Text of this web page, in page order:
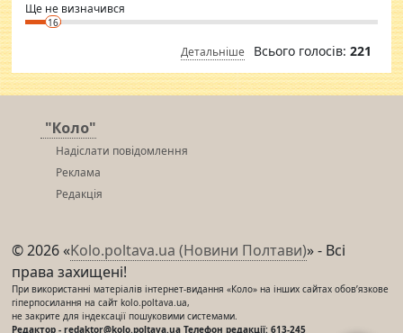
Ще не визначився
16
Детальніше Всього голосів: 221
"Коло"
Надіслати повідомлення
Реклама
Редакція
© 2026 «Kolo.poltava.ua (Новини Полтави)» - Всі
права захищені!
При використанні матеріалів інтернет-видання «Коло» на інших сайтах обов’язкове
гіперпосилання на сайт kolo.poltava.ua,
не закрите для індексації пошуковими системами.
Редактор - redaktor@kolo.poltava.ua Телефон редакції: 613-245